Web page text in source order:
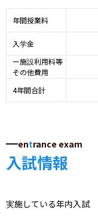
年間授業料
入学金
ー施設利用料等
その他費用
4年間合計
entrance exam
入試情報
実施している年内入試